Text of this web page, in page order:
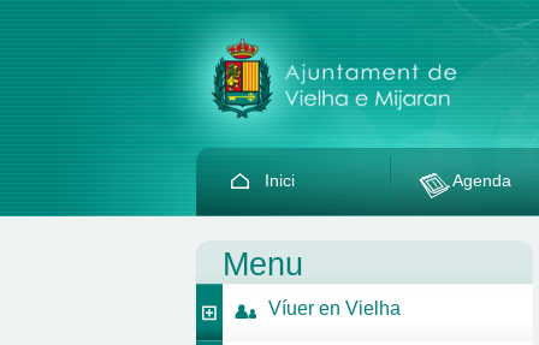
Inici Agenda
Menu
Víuer en Vielha